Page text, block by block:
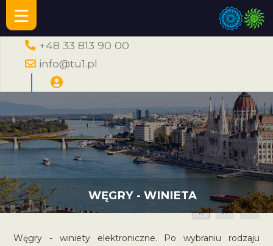
+48 33 813 90 00
info@tu1.pl
WĘGRY - WINIETA
A A A
Węgry - winiety elektroniczne. Po wybraniu rodzaju